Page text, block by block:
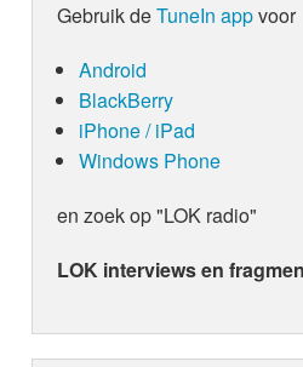
Gebruik deTuneIn appvoor
Android
BlackBerry
iPhone / iPad
Windows Phone
en zoek op "LOK radio"
LOK interviews en